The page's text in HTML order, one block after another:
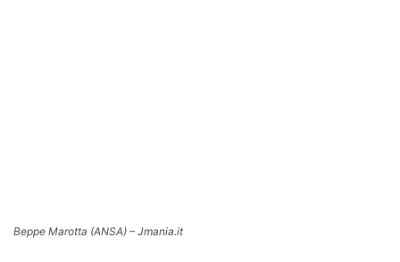
Beppe Marotta (ANSA) – Jmania.it